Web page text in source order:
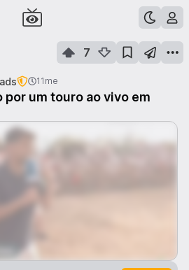
7
11me
por um touro ao vivo em